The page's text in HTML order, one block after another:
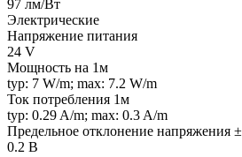
97 лм/Вт
Электрические
Напряжение питания
24 V
Мощность на 1м
typ: 7 W/m; max: 7.2 W/m
Ток потребления 1м
typ: 0.29 A/m; max: 0.3 A/m
Предельное отклонение напряжения ±
0.2 В